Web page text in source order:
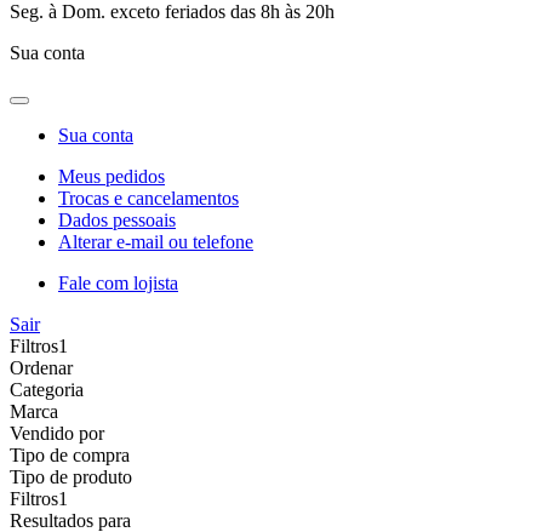
Seg. à Dom. exceto feriados das 8h às 20h
Sua conta
Sua conta
Meus pedidos
Trocas e cancelamentos
Dados pessoais
Alterar e-mail ou telefone
Fale com lojista
Sair
Filtros1
Ordenar
Categoria
Marca
Vendido por
Tipo de compra
Tipo de produto
Filtros1
Resultados para